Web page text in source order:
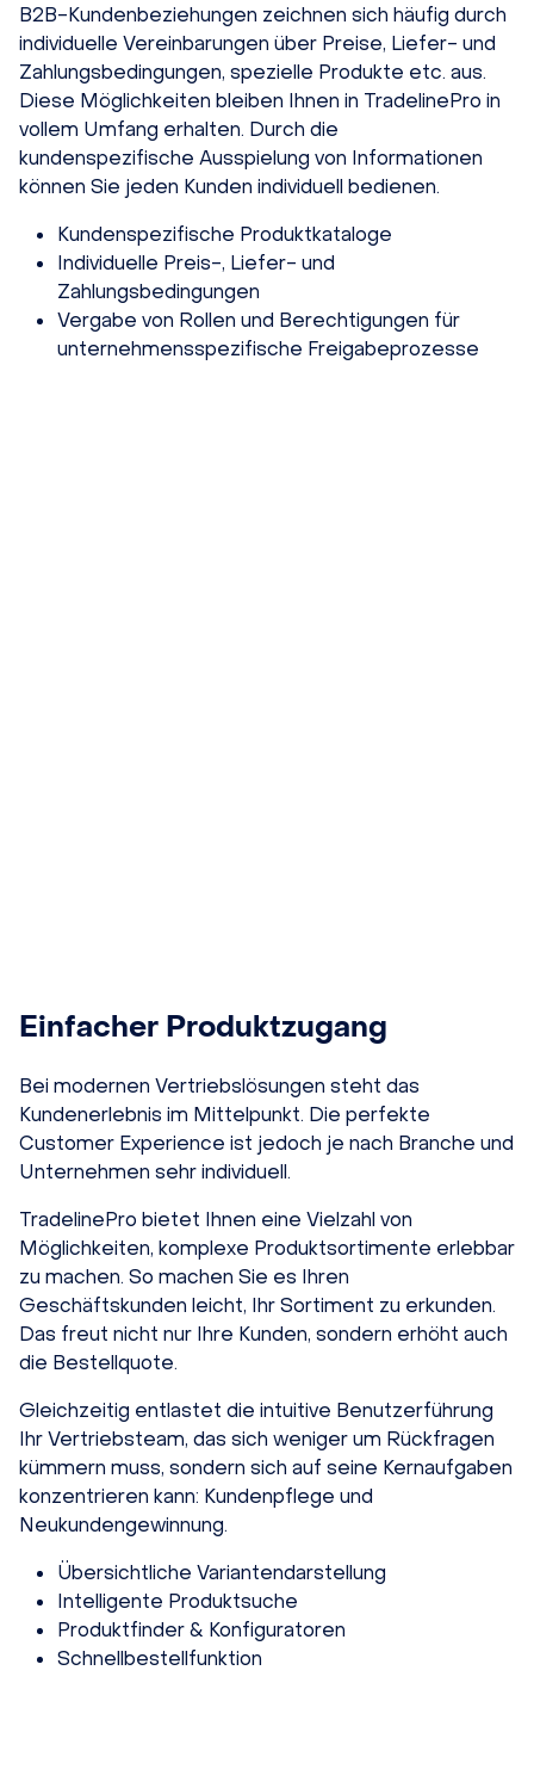
B2B-Kundenbeziehungen zeichnen sich häufig durch
individuelle Vereinbarungen über Preise, Liefer- und
Zahlungsbedingungen, spezielle Produkte etc. aus.
Diese Möglichkeiten bleiben Ihnen in TradelinePro in
vollem Umfang erhalten. Durch die
kundenspezifische Ausspielung von Informationen
können Sie jeden Kunden individuell bedienen.
Kundenspezifische Produktkataloge
Individuelle Preis-, Liefer- und
Zahlungsbedingungen
Vergabe von Rollen und Berechtigungen für
unternehmensspezifische Freigabeprozesse
Einfacher Produktzugang
Bei modernen Vertriebslösungen steht das
Kundenerlebnis im Mittelpunkt. Die perfekte
Customer Experience ist jedoch je nach Branche und
Unternehmen sehr individuell.
TradelinePro bietet Ihnen eine Vielzahl von
Möglichkeiten, komplexe Produktsortimente erlebbar
zu machen. So machen Sie es Ihren
Geschäftskunden leicht, Ihr Sortiment zu erkunden.
Das freut nicht nur Ihre Kunden, sondern erhöht auch
die Bestellquote.
Gleichzeitig entlastet die intuitive Benutzerführung
Ihr Vertriebsteam, das sich weniger um Rückfragen
kümmern muss, sondern sich auf seine Kernaufgaben
konzentrieren kann: Kundenpflege und
Neukundengewinnung.
Übersichtliche Variantendarstellung
Intelligente Produktsuche
Produktfinder & Konfiguratoren
Schnellbestellfunktion